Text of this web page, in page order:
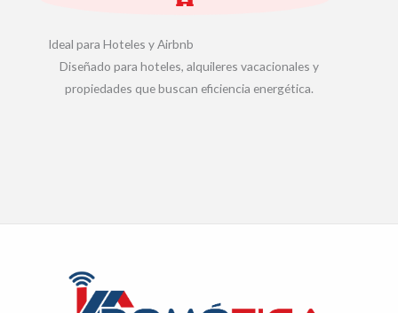
Ideal para Hoteles y Airbnb
Diseñado para hoteles, alquileres vacacionales y
propiedades que buscan eficiencia energética.